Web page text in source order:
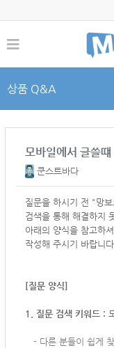
상품 Q&A
모바일에서 글쓸떄
쿤스트바다
질문을 하시기 전 "망
검색을 통해 해결하지
아래의 양식을 참고하
작성해 주시기 바랍니다.
[질문 양식]
1. 질문 검색 키워드 :
- 다른 분들이 쉽게